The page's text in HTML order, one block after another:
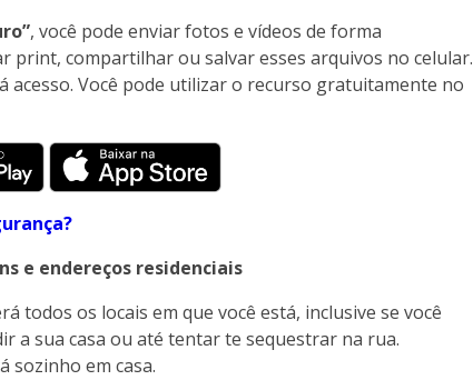
, você pode enviar fotos e vídeos de forma
compartilhar ou salvar esses arquivos no celular.
acesso. Você pode utilizar o recurso gratuitamente no
e endereços residenciais
todos os locais em que você está, inclusive se você
a sua casa ou até tentar te sequestrar na rua.
sozinho em casa.